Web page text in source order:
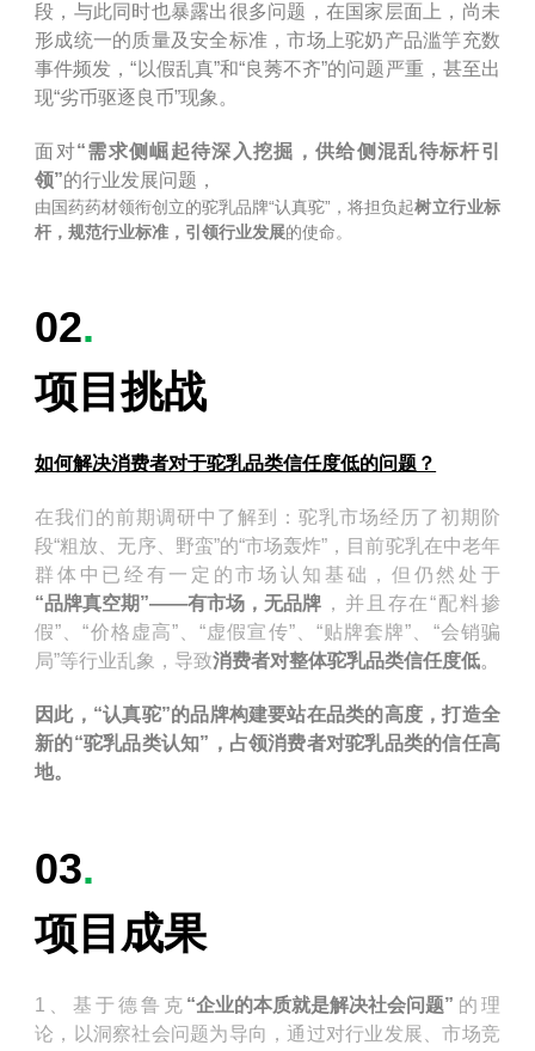
段，与此同时也暴露出很多问题，在国家层面上，尚未
形成统一的质量及安全标准，市场上驼奶产品滥竽充数
事件频发，“以假乱真”和“良莠不齐”的问题严重，甚至出
现“劣币驱逐良币”现象。
面对“需求侧崛起待深入挖掘，供给侧混乱待标杆引
领”的行业发展问题，
由国药药材领衔创立的驼乳品牌“认真驼”，将担负起树立行业标
杆，规范行业标准，引领行业发展的使命。
02.
项目挑战
如何解决消费者对于驼乳品类信任度低的问题？
在我们的前期调研中了解到：驼乳市场经历了初期阶
段“粗放、无序、野蛮”的“市场轰炸”，目前驼乳在中老年
群体中已经有一定的市场认知基础，但仍然处于
“品牌真空期”——有市场，无品牌 ，并且存在“配料掺
假”、“价格虚高”、“虚假宣传”、“贴牌套牌”、“会销骗
局”等行业乱象，导致消费者对整体驼乳品类信任度低。
因此，“认真驼”的品牌构建要站在品类的高度，打造全
新的“驼乳品类认知”，占领消费者对驼乳品类的信任高
地。
03.
项目成果
1、基于德鲁克 “企业的本质就是解决社会问题” 的理
论，以洞察社会问题为导向，通过对行业发展、市场竞